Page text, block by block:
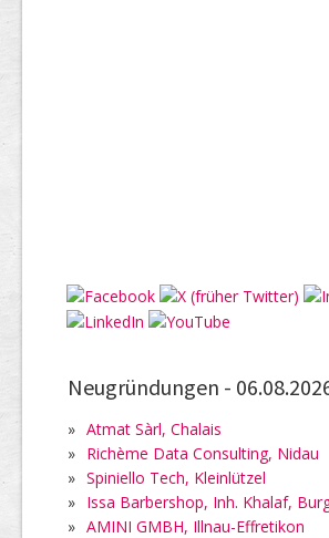
Neugründungen -
» Atmat Sàrl, Chalais
» Richème Data Consulting, Nidau
» Spiniello Tech, Kleinlützel
» Issa Barbershop, Inh. Khalaf,
» AMINI GMBH, Illnau-Effretikon